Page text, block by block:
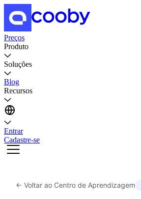
Preços
Produto
Soluções
Blog
Recursos
Entrar
Cadastre-se
← Voltar ao Centro de Aprendizagem